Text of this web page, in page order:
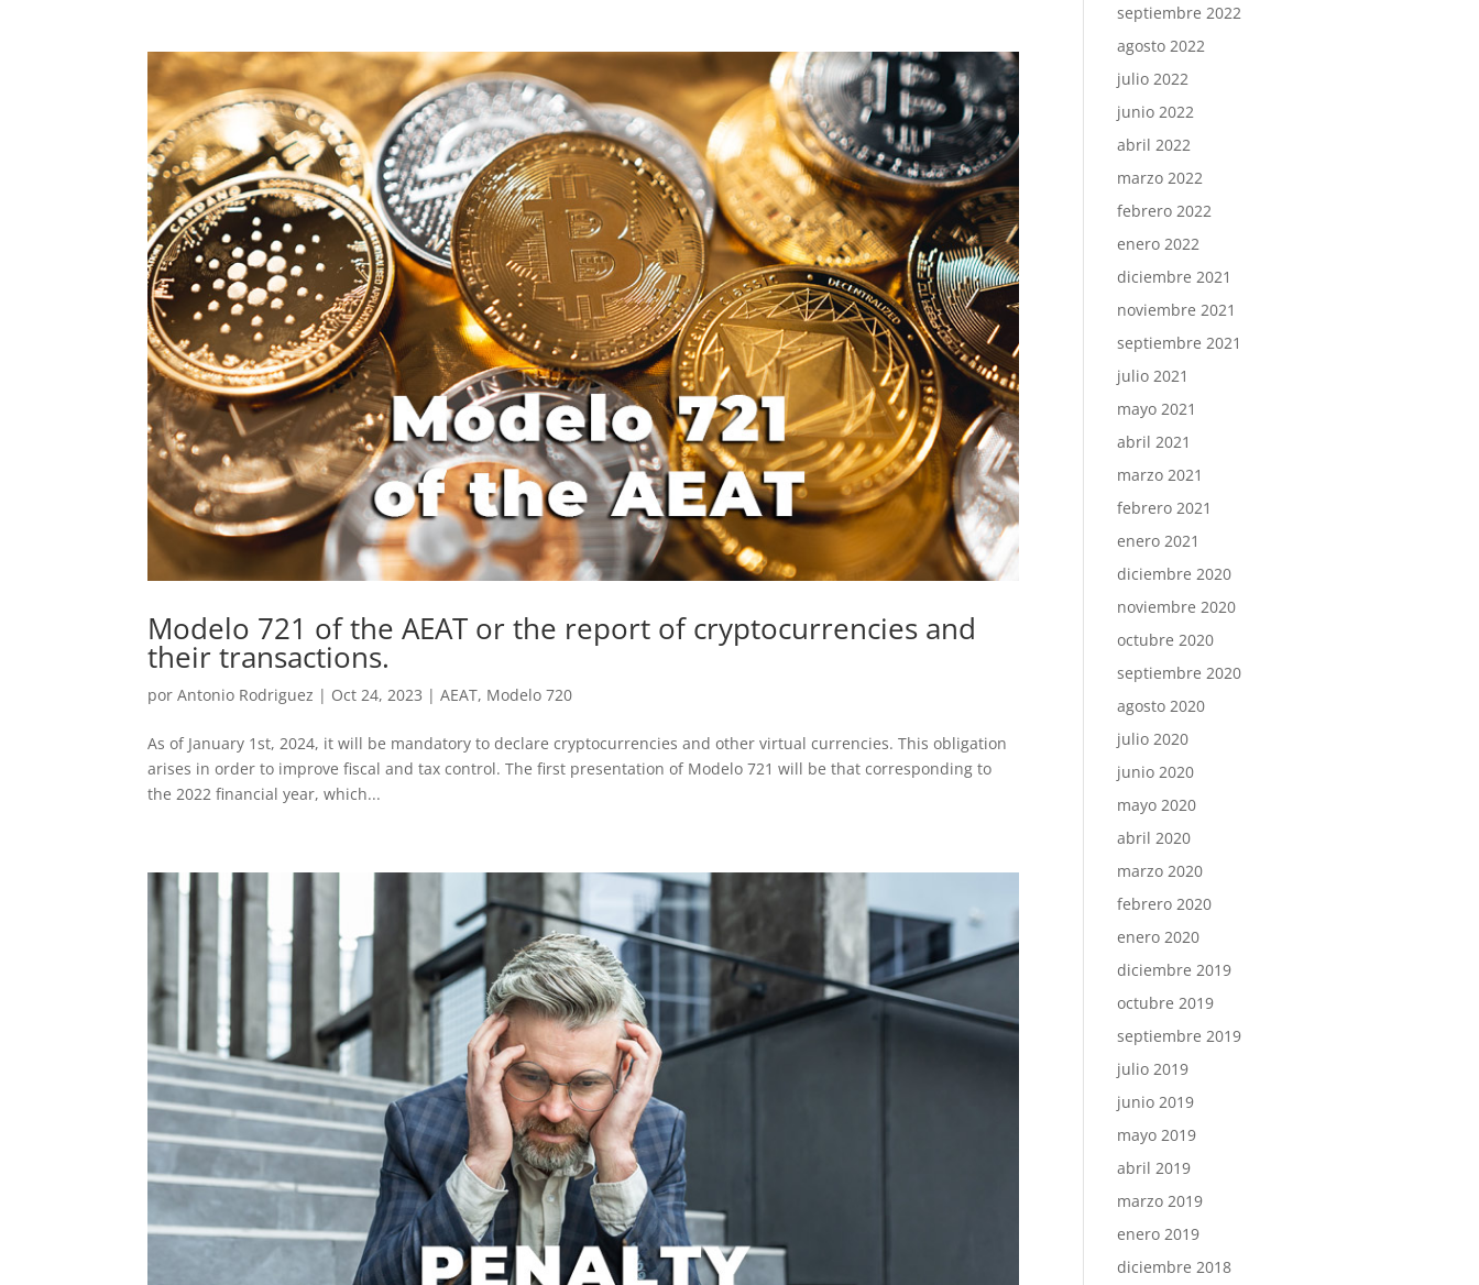
Modelo 721 of the AEAT or the report of cryptocurrencies and
their transactions.
porAntonio Rodriguez | Oct 24, 2023 |AEAT, Modelo 720
As of January 1st, 2024, it will be mandatory to declare cryptocurrencies and other virtual currencies. This obligation
arises in order to improve fiscal and tax control. The first presentation of Modelo 721 will be that corresponding to
the 2022 financial year, which...
septiembre 2022
agosto 2022
julio 2022
junio 2022
abril 2022
marzo 2022
febrero 2022
enero 2022
diciembre 2021
noviembre 2021
septiembre 2021
julio 2021
mayo 2021
abril 2021
marzo 2021
febrero 2021
enero 2021
diciembre 2020
noviembre 2020
octubre 2020
septiembre 2020
agosto 2020
julio 2020
junio 2020
mayo 2020
abril 2020
marzo 2020
febrero 2020
enero 2020
diciembre 2019
octubre 2019
septiembre 2019
julio 2019
junio 2019
mayo 2019
abril 2019
marzo 2019
enero 2019
diciembre 2018